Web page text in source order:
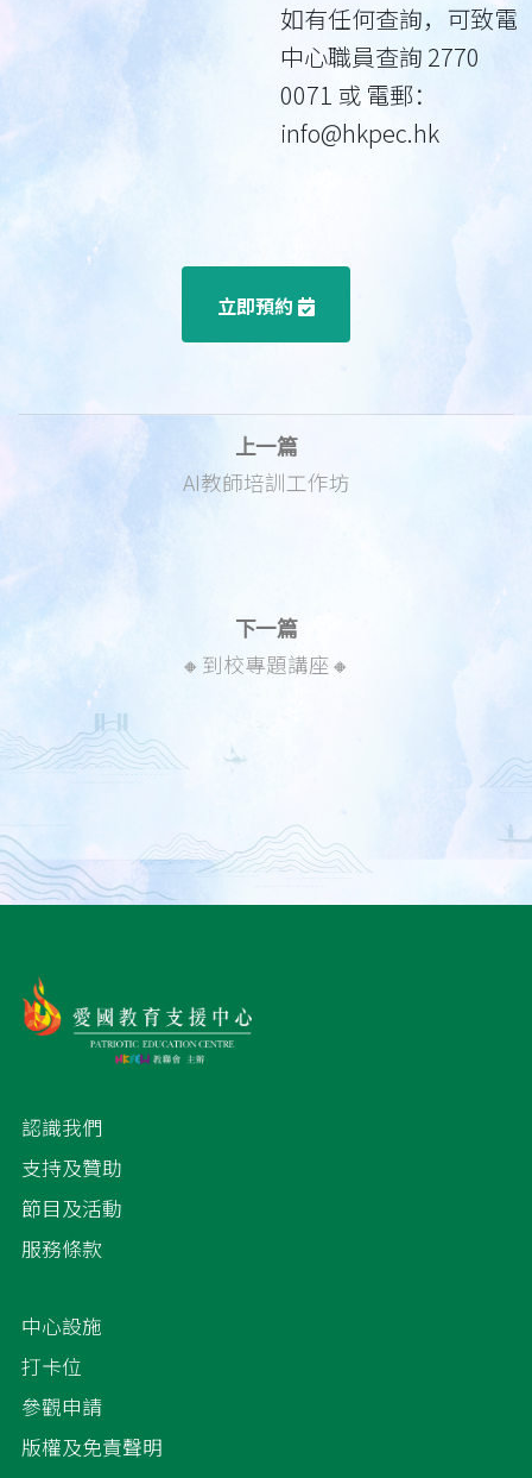
如有任何查詢，可致電
中心職員查詢 2770
0071 或 電郵：
info@hkpec.hk
立即預約
上一篇
AI教師培訓工作坊
下一篇
🔸到校專題講座🔸️
認識我們
支持及贊助
節目及活動
服務條款
中心設施
打卡位
參觀申請
版權及免責聲明